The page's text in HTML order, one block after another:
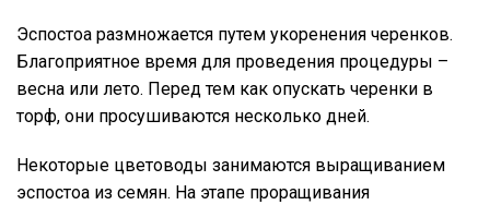
Эспостоа размножается путем укоренения черенков.
Благоприятное время для проведения процедуры –
весна или лето. Перед тем как опускать черенки в
торф, они просушиваются несколько дней.
Некоторые цветоводы занимаются выращиванием
эспостоа из семян. На этапе проращивания